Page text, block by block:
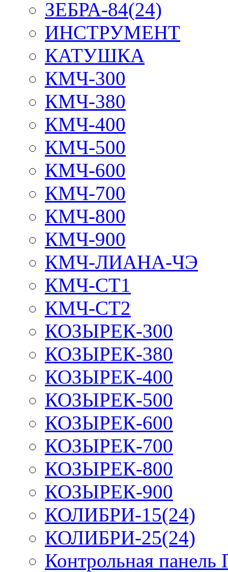
ЗЕБРА-84(24)
ИНСТРУМЕНТ
КАТУШКА
КМЧ-300
КМЧ-380
КМЧ-400
КМЧ-500
КМЧ-600
КМЧ-700
КМЧ-800
КМЧ-900
КМЧ-ЛИАНА-ЧЭ
КМЧ-СТ1
КМЧ-СТ2
КОЗЫРЕК-300
КОЗЫРЕК-380
КОЗЫРЕК-400
КОЗЫРЕК-500
КОЗЫРЕК-600
КОЗЫРЕК-700
КОЗЫРЕК-800
КОЗЫРЕК-900
КОЛИБРИ-15(24)
КОЛИБРИ-25(24)
Контрольная